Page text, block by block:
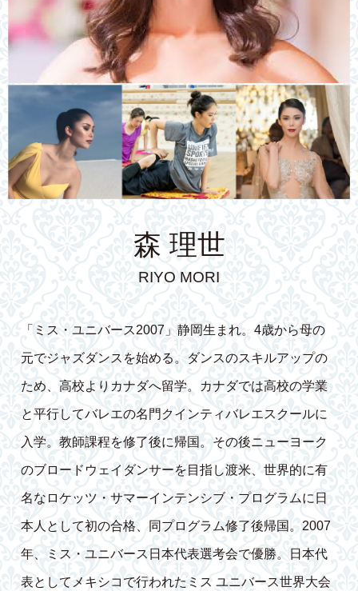
森 理世
RIYO MORI
「ミス・ユニバース2007」静岡生まれ。4歳から母の
元でジャズダンスを始める。ダンスのスキルアップの
ため、高校よりカナダへ留学。カナダでは高校の学業
と平行してバレエの名門クインティバレエスクールに
入学。教師課程を修了後に帰国。その後ニューヨーク
のブロードウェイダンサーを目指し渡米、世界的に有
名なロケッツ・サマーインテンシブ・プログラムに日
本人として初の合格、同プログラム修了後帰国。2007
年、ミス・ユニバース日本代表選考会で優勝。日本代
表としてメキシコで行われたミス ユニバース世界大会